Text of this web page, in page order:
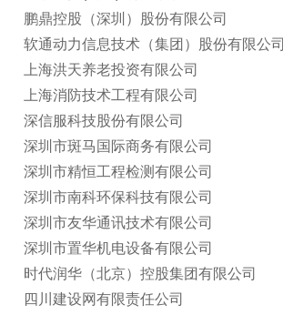
鹏鼎控股（深圳）股份有限公司
软通动力信息技术（集团）股份有限公司
上海洪天养老投资有限公司
上海消防技术工程有限公司
深信服科技股份有限公司
深圳市斑马国际商务有限公司
深圳市精恒工程检测有限公司
深圳市南科环保科技有限公司
深圳市友华通讯技术有限公司
深圳市置华机电设备有限公司
时代润华（北京）控股集团有限公司
四川建设网有限责任公司